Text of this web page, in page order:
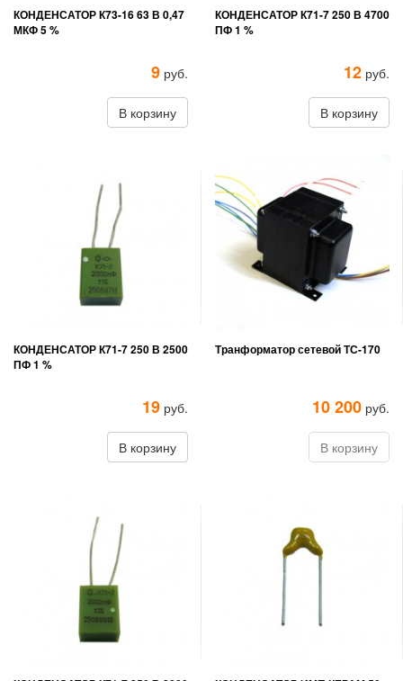
КОНДЕНСАТОР К73-16 63 В 0,47
МКФ 5 %
9 руб.
В корзину
КОНДЕНСАТОР К71-7 250 В 4700
ПФ 1 %
12 руб.
В корзину
КОНДЕНСАТОР К71-7 250 В 2500
ПФ 1 %
19 руб.
В корзину
Транформатор сетевой ТС-170
10 200 руб.
В корзину